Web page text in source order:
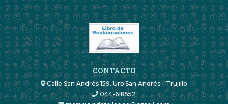
CONTACTO
Calle San Andrés 159. Urb San Andrés - Trujillo
044-618552